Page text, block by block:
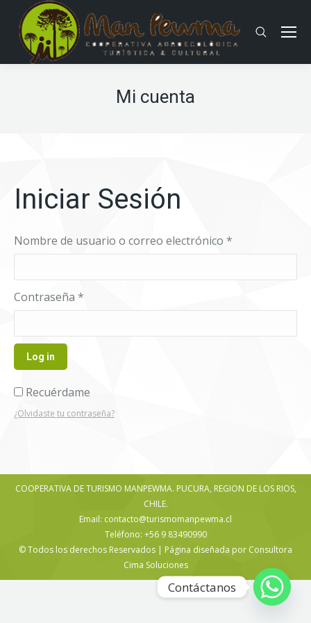
Buscar:
Mi cuenta
Iniciar Sesión
Nombre de usuario o correo electrónico *
Contraseña *
Log in
Recuérdame
¿Olvidaste tu contraseña?
COOPERATIVA DE TURISMO MANPEWMA. PUCURA, REGION DE LOS RIOS,
CHILE.
Email: contacto@turismomanpewma.cl
Teléfono: +56 9 83490990
© Todos los derechos Reservados | Página diseñada por Consultora
Cima Soluciones
Contáctanos